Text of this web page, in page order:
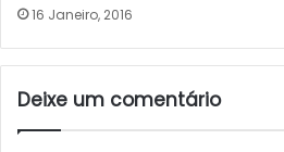
16 Janeiro, 2016
Deixe um comentário